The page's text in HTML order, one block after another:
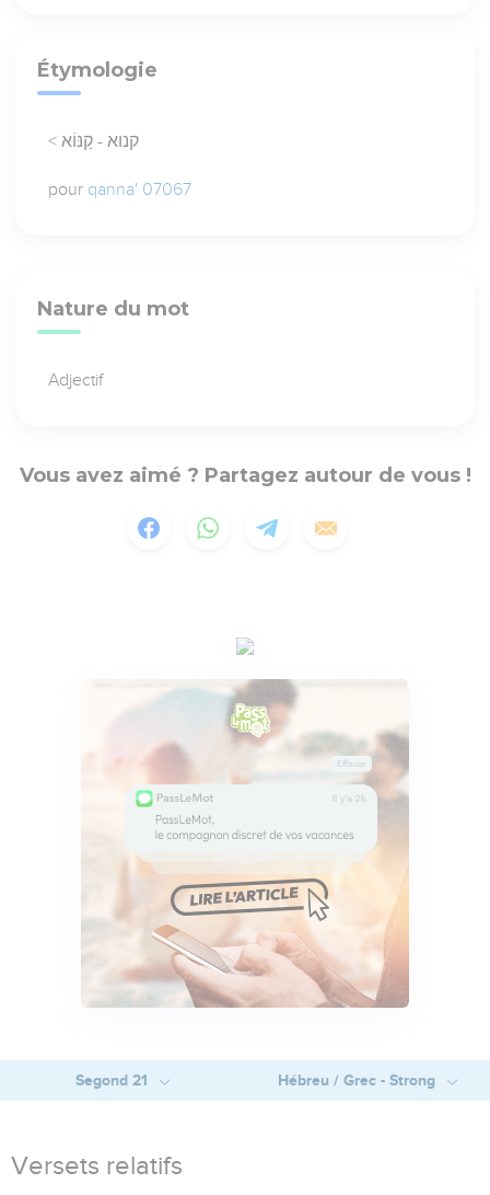
Étymologie
< קנוא - קַנּוֹא
pour qanna' 07067
Nature du mot
Adjectif
Vous avez aimé ? Partagez autour de vous !
Segond 21 Hébreu / Grec - Strong
Versets relatifs